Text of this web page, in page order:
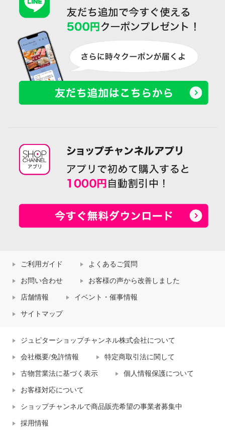
ご利用ガイド よくあるご質問
お問い合わせ お客様の声から改善しました
店舗情報 イベント・催事情報
サイトマップ
ジュピターショップチャンネル株式会社について
会社概要/免許情報 特定商取引法に関して
古物営業法に基づく表示 個人情報保護について
お客様対応について
ショップチャンネルで商品販売希望の事業者募集中
採用情報